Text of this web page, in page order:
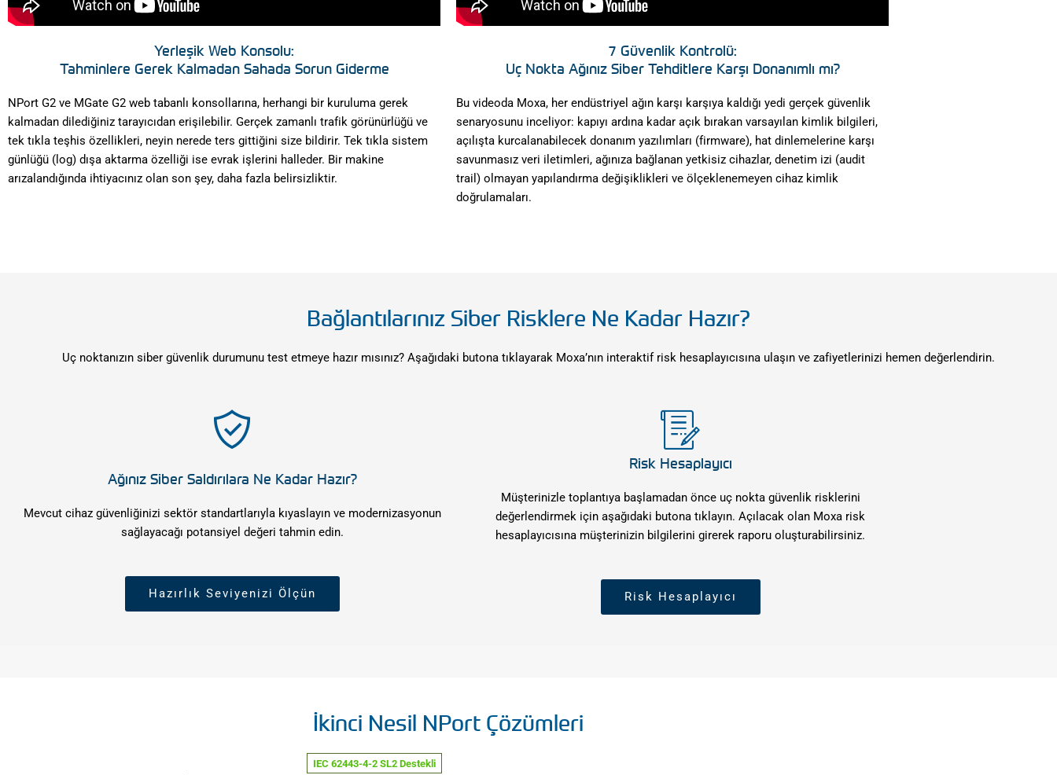
Yerleşik Web Konsolu:
Tahminlere Gerek Kalmadan Sahada Sorun Giderme
NPort G2 ve MGate G2 web tabanlı konsollarına, herhangi bir kuruluma gerek
kalmadan dilediğiniz tarayıcıdan erişilebilir. Gerçek zamanlı trafik görünürlüğü ve
tek tıkla teşhis özellikleri, neyin nerede ters gittiğini size bildirir. Tek tıkla sistem
günlüğü (log) dışa aktarma özelliği ise evrak işlerini halleder. Bir makine
arızalandığında ihtiyacınız olan son şey, daha fazla belirsizliktir.
7 Güvenlik Kontrolü:
Uç Nokta Ağınız Siber Tehditlere Karşı Donanımlı mı?
Bu videoda Moxa, her endüstriyel ağın karşı karşıya kaldığı yedi gerçek güvenlik
senaryosunu inceliyor: kapıyı ardına kadar açık bırakan varsayılan kimlik bilgileri,
açılışta kurcalanabilecek donanım yazılımları (firmware), hat dinlemelerine karşı
savunmasız veri iletimleri, ağınıza bağlanan yetkisiz cihazlar, denetim izi (audit
trail) olmayan yapılandırma değişiklikleri ve ölçeklenemeyen cihaz kimlik
doğrulamaları.
Bağlantılarınız Siber Risklere Ne Kadar Hazır?
Uç noktanızın siber güvenlik durumunu test etmeye hazır mısınız? Aşağıdaki butona tıklayarak Moxa’nın interaktif risk hesaplayıcısına ulaşın ve zafiyetlerinizi hemen değerlendirin.
Ağınız Siber Saldırılara Ne Kadar Hazır?
Mevcut cihaz güvenliğinizi sektör standartlarıyla kıyaslayın ve modernizasyonun
sağlayacağı potansiyel değeri tahmin edin.
Hazırlık Seviyenizi Ölçün
Risk Hesaplayıcı
Müşterinizle toplantıya başlamadan önce uç nokta güvenlik risklerini
değerlendirmek için aşağıdaki butona tıklayın. Açılacak olan Moxa risk
hesaplayıcısına müşterinizin bilgilerini girerek raporu oluşturabilirsiniz.
Risk Hesaplayıcı
İkinci Nesil NPort Çözümleri
IEC 62443-4-2 SL2 Destekli